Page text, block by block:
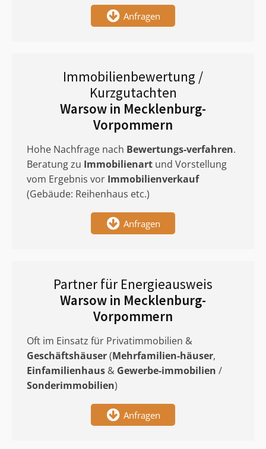
Anfragen
Immobilienbewertung /
Kurzgutachten
Warsow in Mecklenburg-
Vorpommern
Hohe Nachfrage nach Bewertungs-verfahren.
Beratung zu Immobilienart und Vorstellung
vom Ergebnis vor Immobilienverkauf
(Gebäude: Reihenhaus etc.)
Anfragen
Partner für Energieausweis
Warsow in Mecklenburg-
Vorpommern
Oft im Einsatz für Privatimmobilien &
Geschäftshäuser(Mehrfamilien-häuser,
Einfamilienhaus & Gewerbe-immobilien /
Sonderimmobilien)
Anfragen